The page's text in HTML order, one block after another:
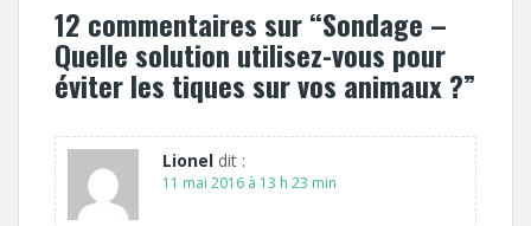
12 commentaires sur “Sondage –
Quelle solution utilisez-vous pour
éviter les tiques sur vos animaux ?”
Lionel dit :
11 mai 2016 à 13 h 23 min